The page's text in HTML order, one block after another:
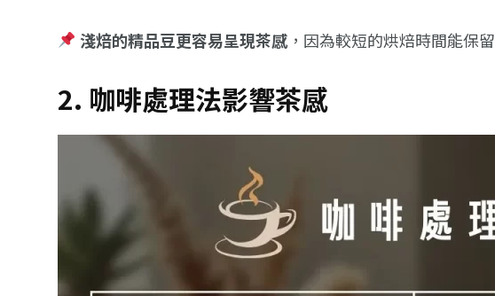
淺焙的精品豆更容易呈現茶感，因為較短的烘焙時間能保留
2. 咖啡處理法影響茶感